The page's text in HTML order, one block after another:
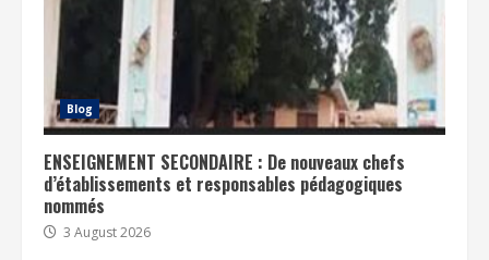
Blog
ENSEIGNEMENT SECONDAIRE : De nouveaux chefs
d’établissements et responsables pédagogiques
nommés
3 August 2026